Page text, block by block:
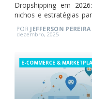
Dropshipping em
nichos e estratégias
negócio.
PORJEFFERSON PEREIRA
Posted
dezembro, 2025
Categories
E-COMMERCE &